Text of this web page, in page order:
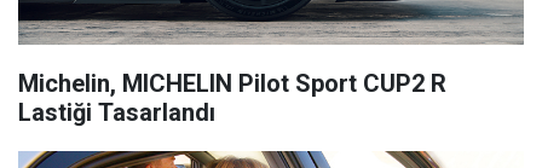
Michelin, MICHELIN Pilot Sport CUP2 R
Lastiği Tasarlandı